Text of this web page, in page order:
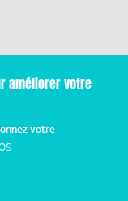
Cafffeine
et
améliorer votre
votre